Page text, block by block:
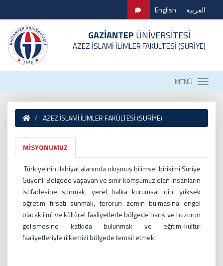
English العربية
GAZİANTEP ÜNİVERSİTESİ
AZEZ İSLAMİ İLİMLER FAKÜLTESİ (SURİYE)
MENÜ
AZEZ İSLAMİ İLİMLER FAKÜLTESİ (SURİYE)
MİSYONUMUZ
Türkiye’nin ilahiyat alanında oluşmuş bilimsel birikimi Suriye
Güvenli Bölgede yaşayan ve sınır komşumuz olan insanların
istifadesine sunmak, yerel halka kurumsal dini yüksek
öğretim fırsatı sunmak, terörün zemin bulmasına engel
olacak ilmî ve kültürel faaliyetlerle bölgede barış ve huzurun
gelişmesine katkıda bulunmak ve eğitim-kültür
faaliyetleriyle ülkemizi bölgede temsil etmek.